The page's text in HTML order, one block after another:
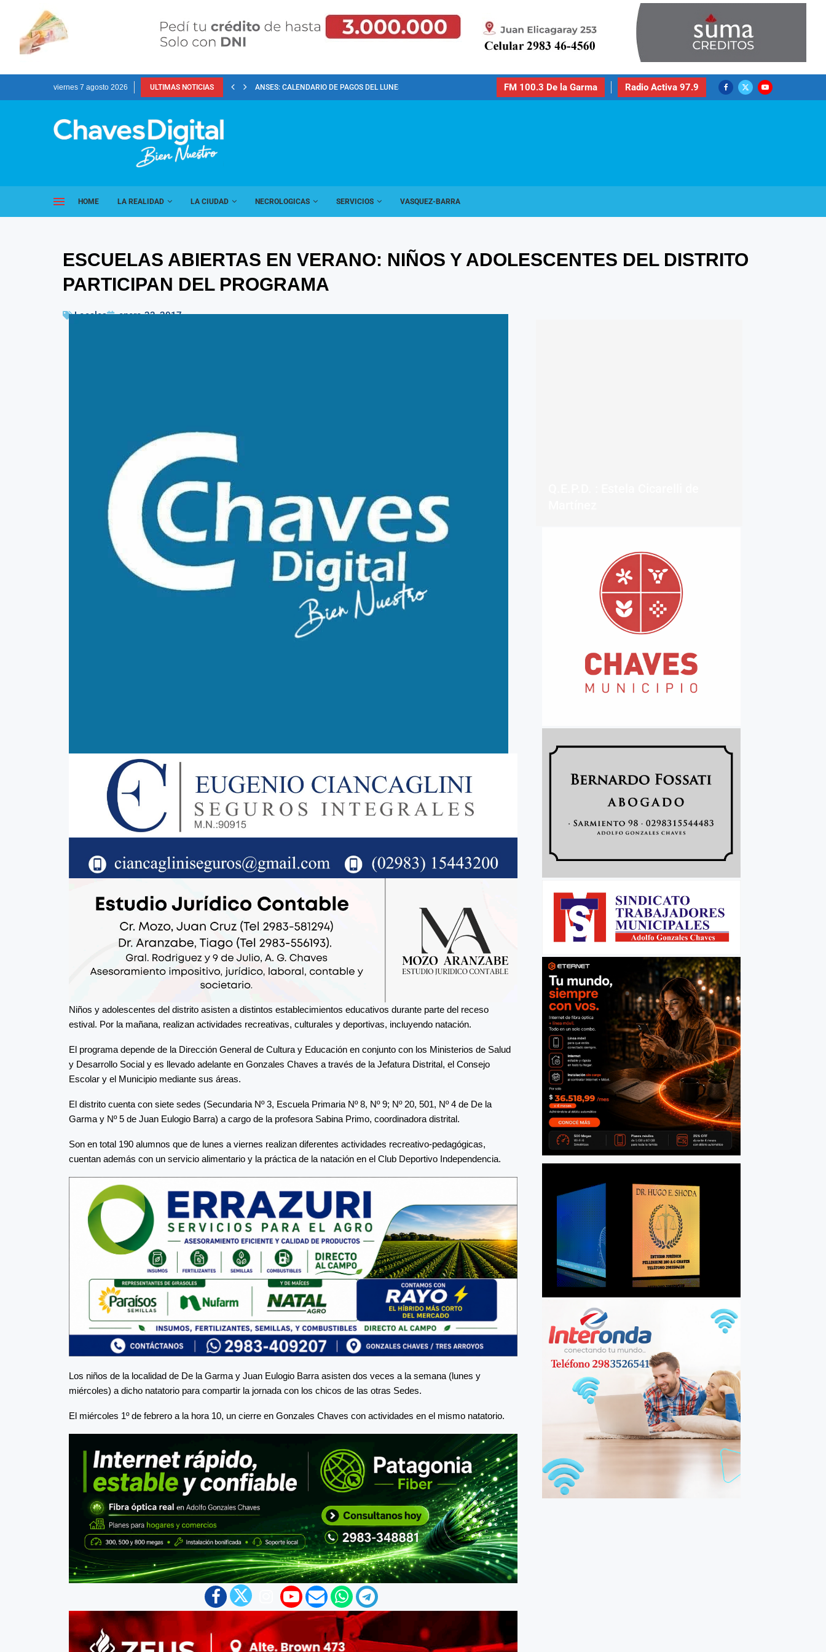
viernes 7 agosto 2026 ULTIMAS NOTICIAS ANSES: CALENDARIO DE PAGOS DEL LUNES 10 DE... FM 100.3 De la Garma Radio Activa 97.9
HOME LA REALIDAD LA CIUDAD NECROLOGICAS SERVICIOS VASQUEZ-BARRA
ESCUELAS ABIERTAS EN VERANO: NIÑOS Y ADOLESCENTES DEL DISTRITO
PARTICIPAN DEL PROGRAMA
Locales enero 23, 2017
Niños y adolescentes del distrito asisten a distintos establecimientos educativos durante parte del receso
estival. Por la mañana, realizan actividades recreativas, culturales y deportivas, incluyendo natación.
El programa depende de la Dirección General de Cultura y Educación en conjunto con los Ministerios de Salud
y Desarrollo Social y es llevado adelante en Gonzales Chaves a través de la Jefatura Distrital, el Consejo
Escolar y el Municipio mediante sus áreas.
El distrito cuenta con siete sedes (Secundaria Nº 3, Escuela Primaria Nº 8, Nº 9; Nº 20, 501, Nº 4 de De la
Garma y Nº 5 de Juan Eulogio Barra) a cargo de la profesora Sabina Primo, coordinadora distrital.
Son en total 190 alumnos que de lunes a viernes realizan diferentes actividades recreativo-pedagógicas,
cuentan además con un servicio alimentario y la práctica de la natación en el Club Deportivo Independencia.
Los niños de la localidad de De la Garma y Juan Eulogio Barra asisten dos veces a la semana (lunes y
miércoles) a dicho natatorio para compartir la jornada con los chicos de las otras Sedes.
El miércoles 1º de febrero a la hora 10, un cierre en Gonzales Chaves con actividades en el mismo natatorio.